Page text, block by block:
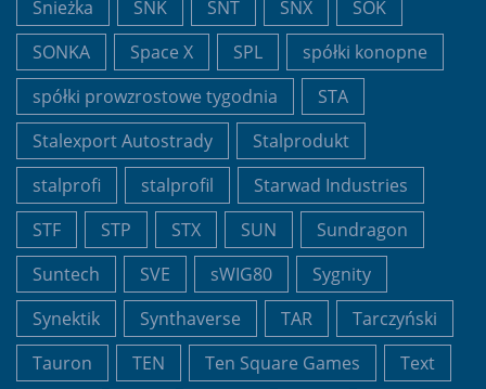
Śnieżka
SNK SNT SNX
SOK
SONKA
Space X SPL
spółki konopne
spółki prowzrostowe tygodnia
STA
Stalexport Autostrady
Stalprodukt
stalprofi
stalprofil
Starwad Industries
STF
STP STX SUN
Sundragon
Suntech
SVE sWIG80
Sygnity
Synektik
Synthaverse TAR
Tarczyński
Tauron
TEN Ten Square Games
Text